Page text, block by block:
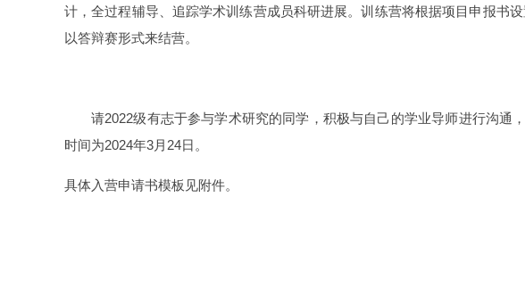
计，全过程辅导、追踪学术训练营成员科研进展。训练营将根据项目申报书
以答辩赛形式来结营。
请2022级有志于参与学术研究的同学，积极与自己的学业导师进行沟通
时间为2024年3月24日。
具体入营申请书模板见附件。